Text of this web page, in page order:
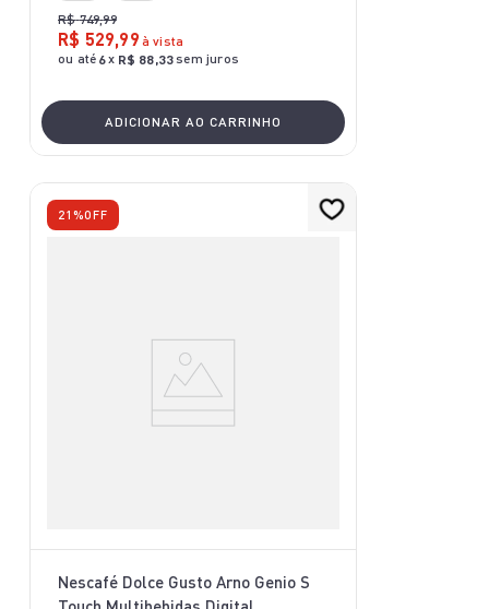
R$ 749,99
R$ 529,99 à vista
ou até 6x R$ 88,33sem juros
ADICIONAR AO CARRINHO
21%OFF
Nescafé Dolce Gusto Arno Genio S